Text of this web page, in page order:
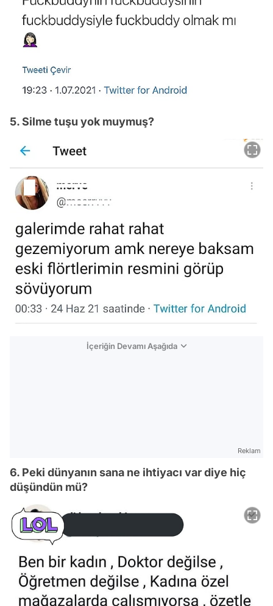
5. Silme tuşu yok muymuş?
İçeriğin Devamı Aşağıda
Reklam
6. Peki dünyanın sana ne ihtiyacı var diye hiç
düşündün mü?